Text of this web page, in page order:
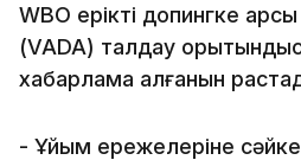
WBO ерікті допингке
(VADA) талдау
хабарлама алғанын
- Ұйым ережелеріне